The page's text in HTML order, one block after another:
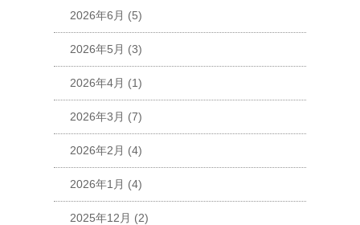
2026年6月 (5)
2026年5月 (3)
2026年4月 (1)
2026年3月 (7)
2026年2月 (4)
2026年1月 (4)
2025年12月 (2)